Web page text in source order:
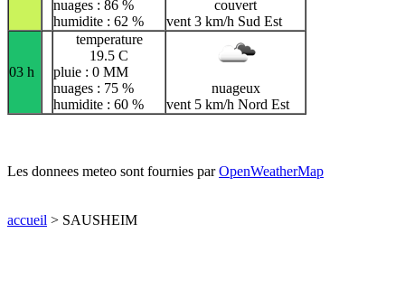
nuages : 86 %
humidite : 62 %
couvert
vent 3 km/h Sud Est
03 h
temperature
19.5 C
pluie : 0 MM
nuages : 75 %
humidite : 60 %
nuageux
vent 5 km/h Nord Est
Les donnees meteo sont fournies parOpenWeatherMap
accueil > SAUSHEIM